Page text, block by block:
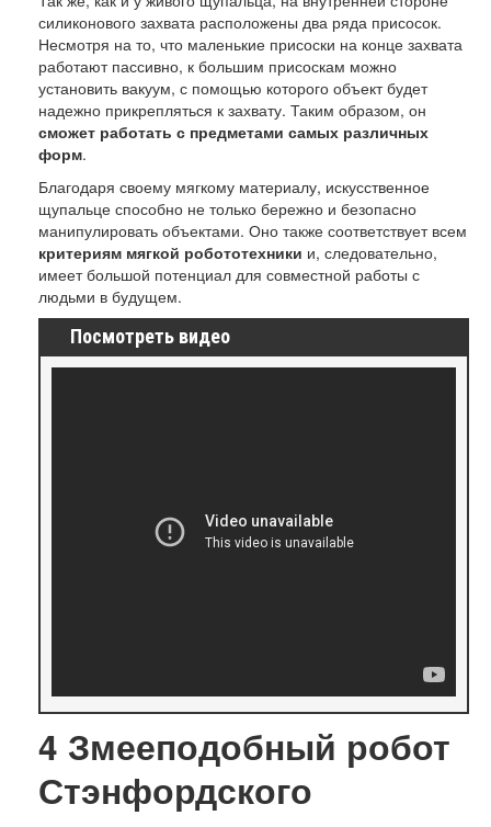
силиконового захвата расположены два ряда присосок.
Несмотря на то, что маленькие присоски на конце захвата
работают пассивно, к большим присоскам можно
установить вакуум, с помощью которого объект будет
надежно прикрепляться к захвату. Таким образом, он
сможет работать с предметами самых различных
форм.
Благодаря своему мягкому материалу, искусственное
щупальце способно не только бережно и безопасно
манипулировать объектами. Оно также соответствует всем
критериям мягкой робототехники и, следовательно,
имеет большой потенциал для совместной работы с
людьми в будущем.
Посмотреть видео
4 Змееподобный робот
Стэнфордского